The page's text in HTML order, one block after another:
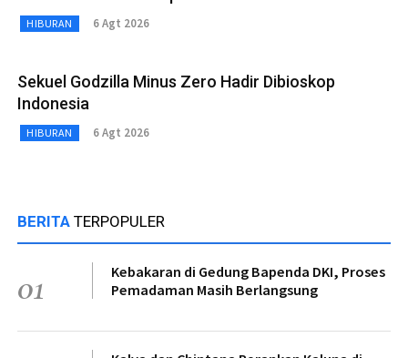
HIBURAN 6 Agt 2026
Sekuel Godzilla Minus Zero Hadir Dibioskop
Indonesia
HIBURAN 6 Agt 2026
BERITA TERPOPULER
01
Kebakaran di Gedung Bapenda DKI, Proses
Pemadaman Masih Berlangsung